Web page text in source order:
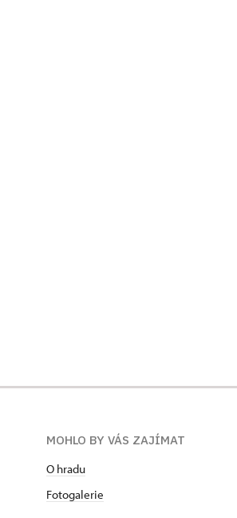
MOHLO BY VÁS ZAJÍMAT
O hradu
Fotogalerie